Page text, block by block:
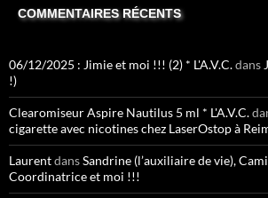
COMMENTAIRES RÉCENTS
06/12/2025 : Jimie et moi !!! (2) * L'A.V.C.dans
!)
Clearomiseur Aspire Nautilus 5 ml * L'A.V.C.
cigarette avec nicotines chez LaserOstop à
LaurentdansSandrine (l’auxiliaire de vie),
Coordinatrice et moi !!!